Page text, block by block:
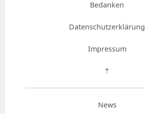
Bedanken
Datenschutzerklärung
Impressum
⇡
News